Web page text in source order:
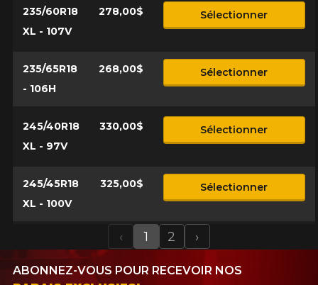
235/60R18
XL - 107V
278,00$ Sélectionner
235/65R18
- 106H
268,00$ Sélectionner
245/40R18
XL - 97V
330,00$ Sélectionner
245/45R18
XL - 100V
325,00$ Sélectionner
Previous
‹ 1 2 Next
›
ABONNEZ-VOUS POUR RECEVOIR NOS